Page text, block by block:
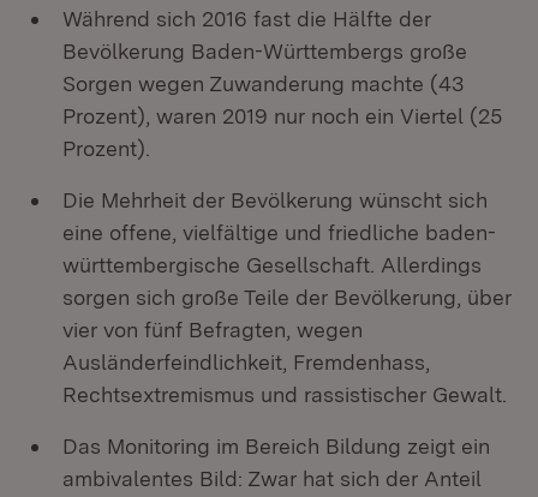
Während sich 2016 fast die Hälfte der
Bevölkerung Baden-Württembergs große
Sorgen wegen Zuwanderung machte (43
Prozent), waren 2019 nur noch ein Viertel (25
Prozent).
Die Mehrheit der Bevölkerung wünscht sich
eine offene, vielfältige und friedliche baden-
württembergische Gesellschaft. Allerdings
sorgen sich große Teile der Bevölkerung, über
vier von fünf Befragten, wegen
Ausländerfeindlichkeit, Fremdenhass,
Rechtsextremismus und rassistischer Gewalt.
Das Monitoring im Bereich Bildung zeigt ein
ambivalentes Bild: Zwar hat sich der Anteil